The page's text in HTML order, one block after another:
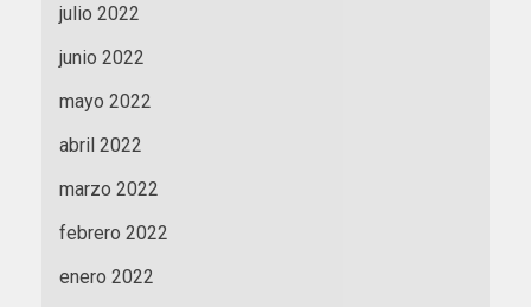
julio 2022
junio 2022
mayo 2022
abril 2022
marzo 2022
febrero 2022
enero 2022